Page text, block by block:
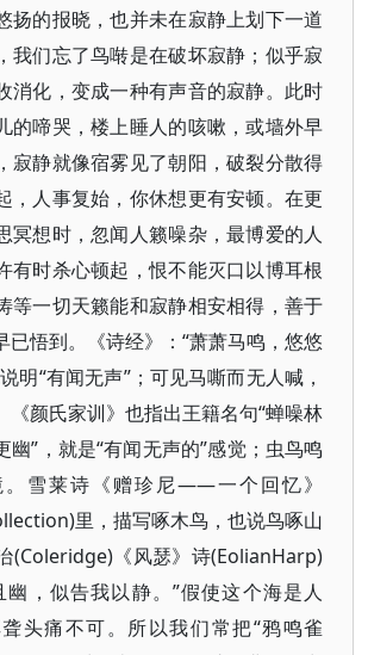
扬的报晓，也并未在寂静上划下一道
我们忘了鸟啭是在破坏寂静；似乎寂
消化，变成一种有声音的寂静。此时
的啼哭，楼上睡人的咳嗽，或墙外早
寂静就像宿雾见了朝阳，破裂分散得
，人事复始，你休想更有安顿。在更
冥想时，忽闻人籁噪杂，最博爱的人
有时杀心顿起，恨不能灭口以博耳根
等一切天籁能和寂静相安相得，善于
已悟到。《诗经》：“萧萧马鸣，悠悠
明“有闻无声”；可见马嘶而无人喊，
《颜氏家训》也指出王籍名句“蝉噪林
幽”，就是“有闻无声的”感觉；虫鸟鸣
。雪莱诗《赠珍尼——一个回忆》
里，描写啄木鸟，也说鸟啄山
(Coleridge)《风瑟》诗(EolianHarp)
幽，似告我以静。”假使这个海是人
头痛不可。所以我们常把“鸦鸣雀